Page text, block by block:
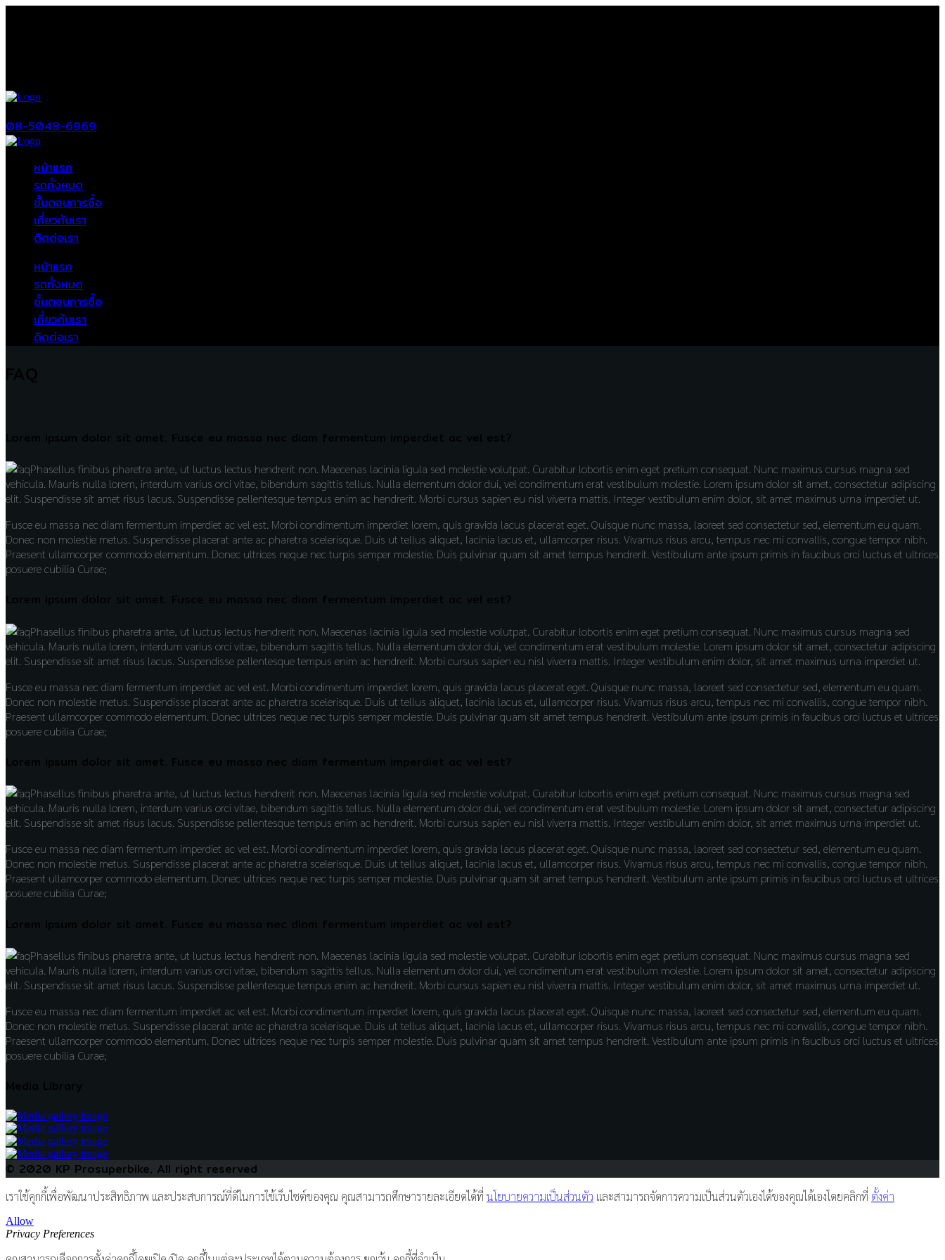
08-5048-6969
หน้าแรก
รถทั้งหมด
ขั้นตอนการซื้อ
เกี่ยวกับเรา
ติดต่อเรา
หน้าแรก
รถทั้งหมด
ขั้นตอนการซื้อ
เกี่ยวกับเรา
ติดต่อเรา
Phasellus finibus pharetra ante, ut luctus lectus hendrerit non. Maecenas lacinia ligula sed molestie volutpat. Curabitur lobortis enim eget pretium consequat. Nunc maximus cursus magna sed
vehicula. Mauris nulla lorem, interdum varius orci vitae, bibendum sagittis tellus. Nulla elementum dolor dui, vel condimentum erat vestibulum molestie. Lorem ipsum dolor sit amet, consectetur adipiscing
elit. Suspendisse sit amet risus lacus. Suspendisse pellentesque tempus enim ac hendrerit. Morbi cursus sapien eu nisl viverra mattis. Integer vestibulum enim dolor, sit amet maximus urna imperdiet ut.
Fusce eu massa nec diam fermentum imperdiet ac vel est. Morbi condimentum imperdiet lorem, quis gravida lacus placerat eget. Quisque nunc massa, laoreet sed consectetur sed, elementum eu quam.
Donec non molestie metus. Suspendisse placerat ante ac pharetra scelerisque. Duis ut tellus aliquet, lacinia lacus et, ullamcorper risus. Vivamus risus arcu, tempus nec mi convallis, congue tempor nibh.
Praesent ullamcorper commodo elementum. Donec ultrices neque nec turpis semper molestie. Duis pulvinar quam sit amet tempus hendrerit. Vestibulum ante ipsum primis in faucibus orci luctus et ultrices
posuere cubilia Curae;
Phasellus finibus pharetra ante, ut luctus lectus hendrerit non. Maecenas lacinia ligula sed molestie volutpat. Curabitur lobortis enim eget pretium consequat. Nunc maximus cursus magna sed
vehicula. Mauris nulla lorem, interdum varius orci vitae, bibendum sagittis tellus. Nulla elementum dolor dui, vel condimentum erat vestibulum molestie. Lorem ipsum dolor sit amet, consectetur adipiscing
elit. Suspendisse sit amet risus lacus. Suspendisse pellentesque tempus enim ac hendrerit. Morbi cursus sapien eu nisl viverra mattis. Integer vestibulum enim dolor, sit amet maximus urna imperdiet ut.
Fusce eu massa nec diam fermentum imperdiet ac vel est. Morbi condimentum imperdiet lorem, quis gravida lacus placerat eget. Quisque nunc massa, laoreet sed consectetur sed, elementum eu quam.
Donec non molestie metus. Suspendisse placerat ante ac pharetra scelerisque. Duis ut tellus aliquet, lacinia lacus et, ullamcorper risus. Vivamus risus arcu, tempus nec mi convallis, congue tempor nibh.
Praesent ullamcorper commodo elementum. Donec ultrices neque nec turpis semper molestie. Duis pulvinar quam sit amet tempus hendrerit. Vestibulum ante ipsum primis in faucibus orci luctus et ultrices
posuere cubilia Curae;
Phasellus finibus pharetra ante, ut luctus lectus hendrerit non. Maecenas lacinia ligula sed molestie volutpat. Curabitur lobortis enim eget pretium consequat. Nunc maximus cursus magna sed
vehicula. Mauris nulla lorem, interdum varius orci vitae, bibendum sagittis tellus. Nulla elementum dolor dui, vel condimentum erat vestibulum molestie. Lorem ipsum dolor sit amet, consectetur adipiscing
elit. Suspendisse sit amet risus lacus. Suspendisse pellentesque tempus enim ac hendrerit. Morbi cursus sapien eu nisl viverra mattis. Integer vestibulum enim dolor, sit amet maximus urna imperdiet ut.
Fusce eu massa nec diam fermentum imperdiet ac vel est. Morbi condimentum imperdiet lorem, quis gravida lacus placerat eget. Quisque nunc massa, laoreet sed consectetur sed, elementum eu quam.
Donec non molestie metus. Suspendisse placerat ante ac pharetra scelerisque. Duis ut tellus aliquet, lacinia lacus et, ullamcorper risus. Vivamus risus arcu, tempus nec mi convallis, congue tempor nibh.
Praesent ullamcorper commodo elementum. Donec ultrices neque nec turpis semper molestie. Duis pulvinar quam sit amet tempus hendrerit. Vestibulum ante ipsum primis in faucibus orci luctus et ultrices
posuere cubilia Curae;
Phasellus finibus pharetra ante, ut luctus lectus hendrerit non. Maecenas lacinia ligula sed molestie volutpat. Curabitur lobortis enim eget pretium consequat. Nunc maximus cursus magna sed
vehicula. Mauris nulla lorem, interdum varius orci vitae, bibendum sagittis tellus. Nulla elementum dolor dui, vel condimentum erat vestibulum molestie. Lorem ipsum dolor sit amet, consectetur adipiscing
elit. Suspendisse sit amet risus lacus. Suspendisse pellentesque tempus enim ac hendrerit. Morbi cursus sapien eu nisl viverra mattis. Integer vestibulum enim dolor, sit amet maximus urna imperdiet ut.
Fusce eu massa nec diam fermentum imperdiet ac vel est. Morbi condimentum imperdiet lorem, quis gravida lacus placerat eget. Quisque nunc massa, laoreet sed consectetur sed, elementum eu quam.
Donec non molestie metus. Suspendisse placerat ante ac pharetra scelerisque. Duis ut tellus aliquet, lacinia lacus et, ullamcorper risus. Vivamus risus arcu, tempus nec mi convallis, congue tempor nibh.
Praesent ullamcorper commodo elementum. Donec ultrices neque nec turpis semper molestie. Duis pulvinar quam sit amet tempus hendrerit. Vestibulum ante ipsum primis in faucibus orci luctus et ultrices
posuere cubilia Curae;
© 2020 KP Prosuperbike, All right reserved
เราใช้คุกกี้เพื่อพัฒนาประสิทธิภาพ และประสบการณ์ที่ดีในการใช้เว็บไซต์ของคุณ คุณสามารถศึกษารายละเอียดได้ที่ นโยบายความเป็นส่วนตัว และสามารถจัดการความเป็นส่วนตัวเองได้ของคุณได้เองโดยคลิกที่ ตั้งค่า
Allow
Privacy Preferences